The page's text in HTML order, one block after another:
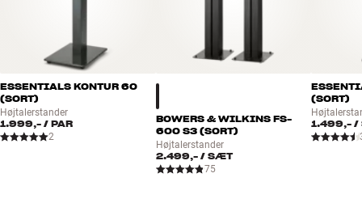
ESSENTIALS KONTUR 60
(SORT)
Højtalerstander
1.999,- / PAR
2
BOWERS & WILKINS FS-
600 S3 (SORT)
Højtalerstander
2.499,-/ SÆT
75
(SORT)
1.499,- /